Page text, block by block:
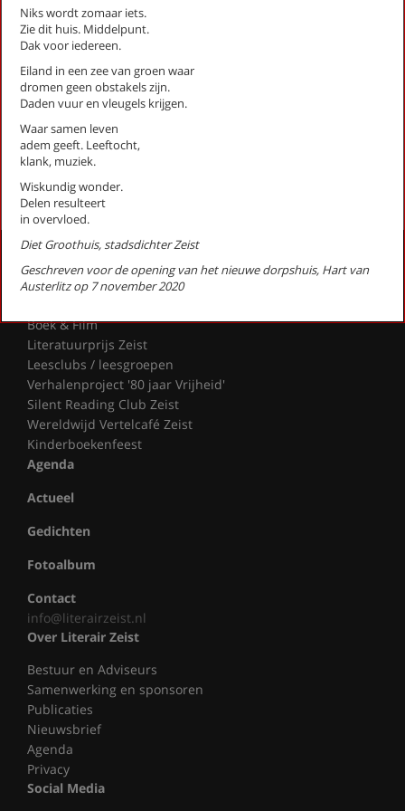
Nu nodig (Stadsgedicht 26)
Supermens
Toveren (stadsgedicht 4)
Uitzicht (Stadsgedicht 11)
Voor wie ons wil (Stadsgedicht 32)
Voorbij onze ogen (Stadsgedicht 30)
winterliedje (Stadsgedicht 16)
«
Niks wordt zomaar iets.
Zie dit huis. Middelpunt.
Dak voor iedereen.
Eiland in een zee van groen waar
dromen geen obstakels zijn.
Daden vuur en vleugels krijgen.
Waar samen leven
adem geeft. Leeftocht,
klank, muziek.
Wiskundig wonder.
Delen resulteert
in overvloed.
Diet Groothuis, stadsdichter Zeist
Geschreven voor de opening van het nieuwe dorpshuis, Hart van
Austerlitz op 7 november 2020
Activiteiten
Lezingen door en over schrijvers
Boek & Film
Literatuurprijs Zeist
Leesclubs / leesgroepen
Verhalenproject '80 jaar Vrijheid'
Silent Reading Club Zeist
Wereldwijd Vertelcafé Zeist
Kinderboekenfeest
Agenda
Actueel
Gedichten
Fotoalbum
Contact
info@literairzeist.nl
Over Literair Zeist
Bestuur en Adviseurs
Samenwerking en sponsoren
Publicaties
Nieuwsbrief
Agenda
Privacy
Social Media